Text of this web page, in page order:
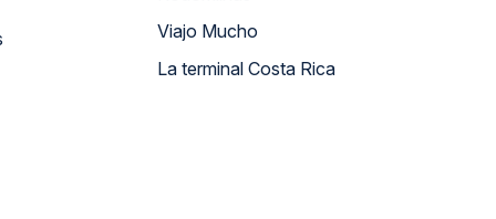
Viajo Mucho
La terminal Costa Rica